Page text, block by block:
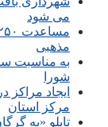
می شود
مذهبی
به مناسبت
شورا
ایجاد
مرکز استان
تابلو «به